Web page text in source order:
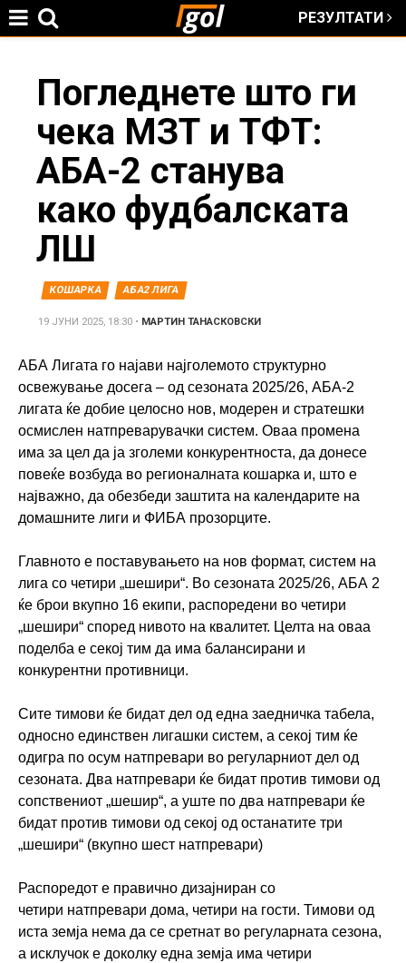
РЕЗУЛТАТИ
here
Погледнете што ги
чека МЗТ и ТФТ:
АБА-2 станува
како фудбалската
ЛШ
КОШАРКА АБА2 ЛИГА
19 ЈУНИ 2025, 18:30 • МАРТИН ТАНАСКОВСКИ
АБА Лигата го најави најголемото структурно
освежување досега – од сезоната 2025/26, АБА-2
лигата ќе добие целосно нов, модерен и стратешки
осмислен натпреварувачки систем. Оваа промена
има за цел да ја зголеми конкурентноста, да донесе
повеќе возбуда во регионалната кошарка и, што е
најважно, да обезбеди заштита на календарите на
домашните лиги и ФИБА прозорците.
Главното е поставувањето на нов формат, систем на
лига со четири „шешири“. Во сезоната 2025/26, АБА 2
ќе брои вкупно 16 екипи, распоредени во четири
„шешири“ според нивото на квалитет. Целта на оваа
поделба е секој тим да има балансирани и
конкурентни противници.
Сите тимови ќе бидат дел од една заедничка табела,
односно единствен лигашки систем, а секој тим ќе
одигра по осум натпревари во регуларниот дел од
сезоната. Два натпревари ќе бидат против тимови од
сопствениот „шешир“, а уште по два натпревари ќе
бидат против тимови од секој од останатите три
„шешири“ (вкупно шест натпревари)
Распоредот е правично дизајниран со
четири натпревари дома, четири на гости. Тимови од
иста земја нема да се сретнат во регуларната сезона,
а исклучок е доколку една земја има четири